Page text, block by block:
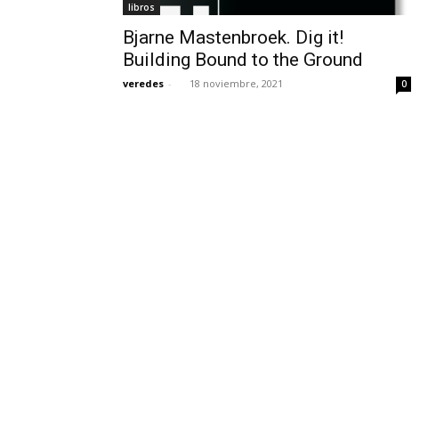
libros
Bjarne Mastenbroek. Dig it!
Building Bound to the Ground
veredes - 18 noviembre, 2021 0